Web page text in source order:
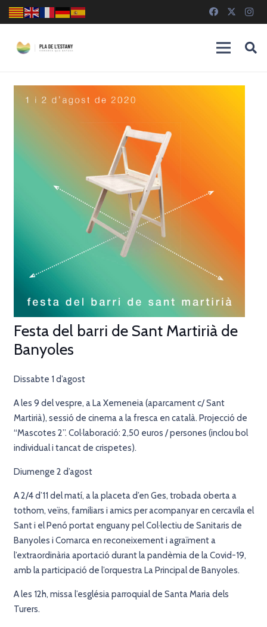
Festa del barri de Sant Martirià de
Banyoles
Dissabte 1 d’agost
A les 9 del vespre, a La Xemeneia (aparcament c/ Sant
Martirià), sessió de cinema a la fresca en català. Projecció de
“Mascotes 2”. Col·laboració: 2,50 euros / persones (inclou bol
individual i tancat de crispetes).
Diumenge 2 d’agost
A 2/4 d’11 del matí, a la placeta d’en Ges, trobada oberta a
tothom, veïns, familiars i amics per acompanyar en cercavila el
Sant i el Penó portat enguany pel Col·lectiu de Sanitaris de
Banyoles i Comarca en reconeixement i agraïment a
l’extraordinària aportació durant la pandèmia de la Covid-19,
amb la participació de l’orquestra La Principal de Banyoles.
A les 12h, missa l’església parroquial de Santa Maria dels
Turers.